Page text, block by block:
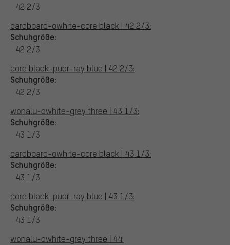
42 2/3
cardboard-owhite-core black | 42 2/3:
Schuhgröße:
42 2/3
core black-puor-ray blue | 42 2/3:
Schuhgröße:
42 2/3
wonalu-owhite-grey three | 43 1/3:
Schuhgröße:
43 1/3
cardboard-owhite-core black | 43 1/3:
Schuhgröße:
43 1/3
core black-puor-ray blue | 43 1/3:
Schuhgröße:
43 1/3
wonalu-owhite-grey three | 44: